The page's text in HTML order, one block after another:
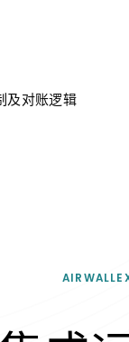
及对账逻辑